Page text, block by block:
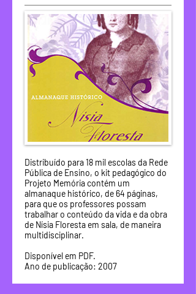
Distribuído para 18 mil escolas da Rede
Pública de Ensino, o kit pedagógico do
Projeto Memória contém um
almanaque histórico, de 64 páginas,
para que os professores possam
trabalhar o conteúdo da vida e da obra
de Nísia Floresta em sala, de maneira
multidisciplinar.
Disponível em PDF.
Ano de publicação: 2007